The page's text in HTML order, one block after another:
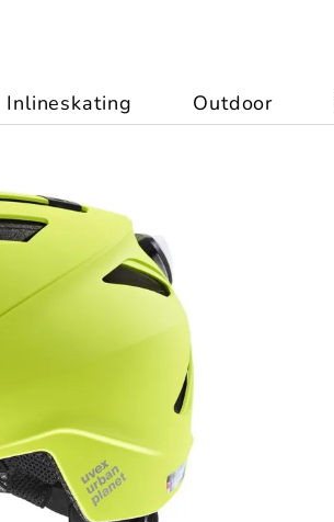
Inlineskating Outdoor